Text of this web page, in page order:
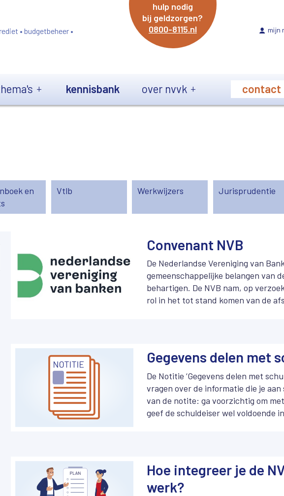
• budgetbeheer •
hulp nodig
bij geldzorgen?
0800-8115.nl
mijn
kennisbank over nvvk contact
en
Vtlb Werkwijzers Jurisprudentie
Convenant NVB
De Nederlandse Vereniging van
gemeenschappelijke belangen van
behartigen. De NVB nam, op
rol in het tot stand komen van de
Gegevens delen met
De Notitie ‘Gegevens delen met
vragen over de informatie die je
van de notite: ga voorzichtig om
geef de schuldeiser wel voldoende
Hoe integreer je de
werk?